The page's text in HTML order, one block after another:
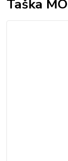
Taška